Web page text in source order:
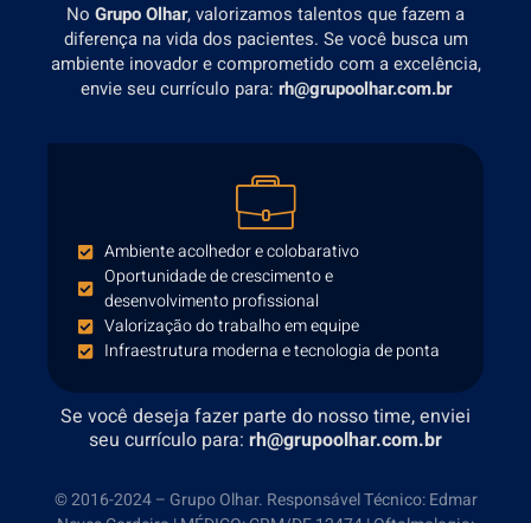
No Grupo Olhar, valorizamos talentos que fazem a
diferença na vida dos pacientes. Se você busca um
ambiente inovador e comprometido com a excelência,
envie seu currículo para: rh@grupoolhar.com.br
Ambiente acolhedor e colobarativo
Oportunidade de crescimento e
desenvolvimento profissional
Valorização do trabalho em equipe
Infraestrutura moderna e tecnologia de ponta
Se você deseja fazer parte do nosso time, enviei
seu currículo para: rh@grupoolhar.com.br
© 2016-2024 – Grupo Olhar. Responsável Técnico: Edmar